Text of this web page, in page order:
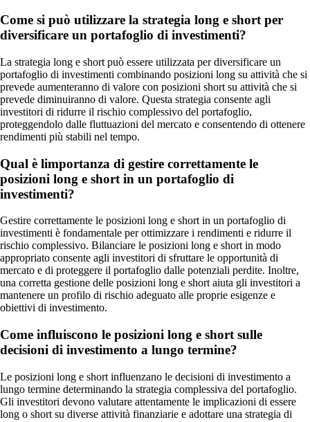
Come si può utilizzare la strategia long e short per
diversificare un portafoglio di investimenti?
La strategia long e short può essere utilizzata per diversificare un
portafoglio di investimenti combinando posizioni long su attività che si
prevede aumenteranno di valore con posizioni short su attività che si
prevede diminuiranno di valore. Questa strategia consente agli
investitori di ridurre il rischio complessivo del portafoglio,
proteggendolo dalle fluttuazioni del mercato e consentendo di ottenere
rendimenti più stabili nel tempo.
Qual è limportanza di gestire correttamente le
posizioni long e short in un portafoglio di
investimenti?
Gestire correttamente le posizioni long e short in un portafoglio di
investimenti è fondamentale per ottimizzare i rendimenti e ridurre il
rischio complessivo. Bilanciare le posizioni long e short in modo
appropriato consente agli investitori di sfruttare le opportunità di
mercato e di proteggere il portafoglio dalle potenziali perdite. Inoltre,
una corretta gestione delle posizioni long e short aiuta gli investitori a
mantenere un profilo di rischio adeguato alle proprie esigenze e
obiettivi di investimento.
Come influiscono le posizioni long e short sulle
decisioni di investimento a lungo termine?
Le posizioni long e short influenzano le decisioni di investimento a
lungo termine determinando la strategia complessiva del portafoglio.
Gli investitori devono valutare attentamente le implicazioni di essere
long o short su diverse attività finanziarie e adottare una strategia di